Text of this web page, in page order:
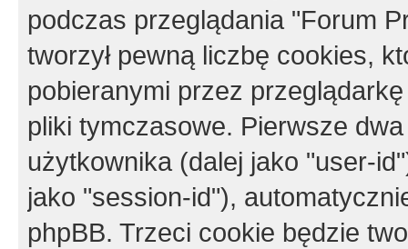
podczas przeglądania "Forum
tworzył pewną liczbę cookies,
pobieranymi przez
pliki tymczasowe. Pierwsze
użytkownika (dalej jako "user-
jako "session-id"),
phpBB. Trzeci cookie będzie